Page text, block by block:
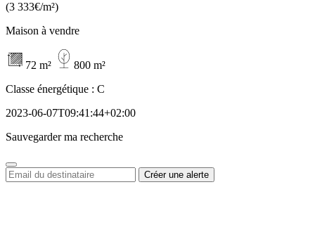
(3 333€/m²)
Maison à vendre
72 m²
800 m²
Classe énergétique : C
2023-06-07T09:41:44+02:00
Sauvegarder ma recherche